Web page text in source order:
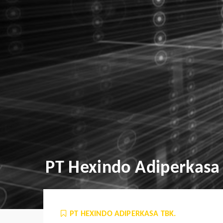
PT Hexindo
PT HEXINDO ADIPERKASA TBK.